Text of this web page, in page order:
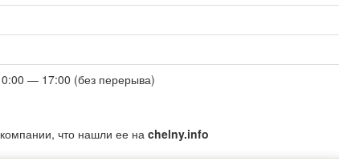
— 17:00 (без перерыва)
что нашли ее наchelny.info